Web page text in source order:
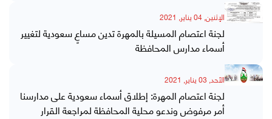
الإثنين, 04 يناير, 2021
لجنة اعتصام المسيلة بالمهرة تدين مساعٍ سعودية لتغيير
أسماء مدارس المحافظة
الأحد, 03 يناير, 2021
لجنة اعتصام المهرة: إطلاق أسماء سعودية على مدارسنا
أمر مرفوض وندعو محلية المحافظة لمراجعة القرار